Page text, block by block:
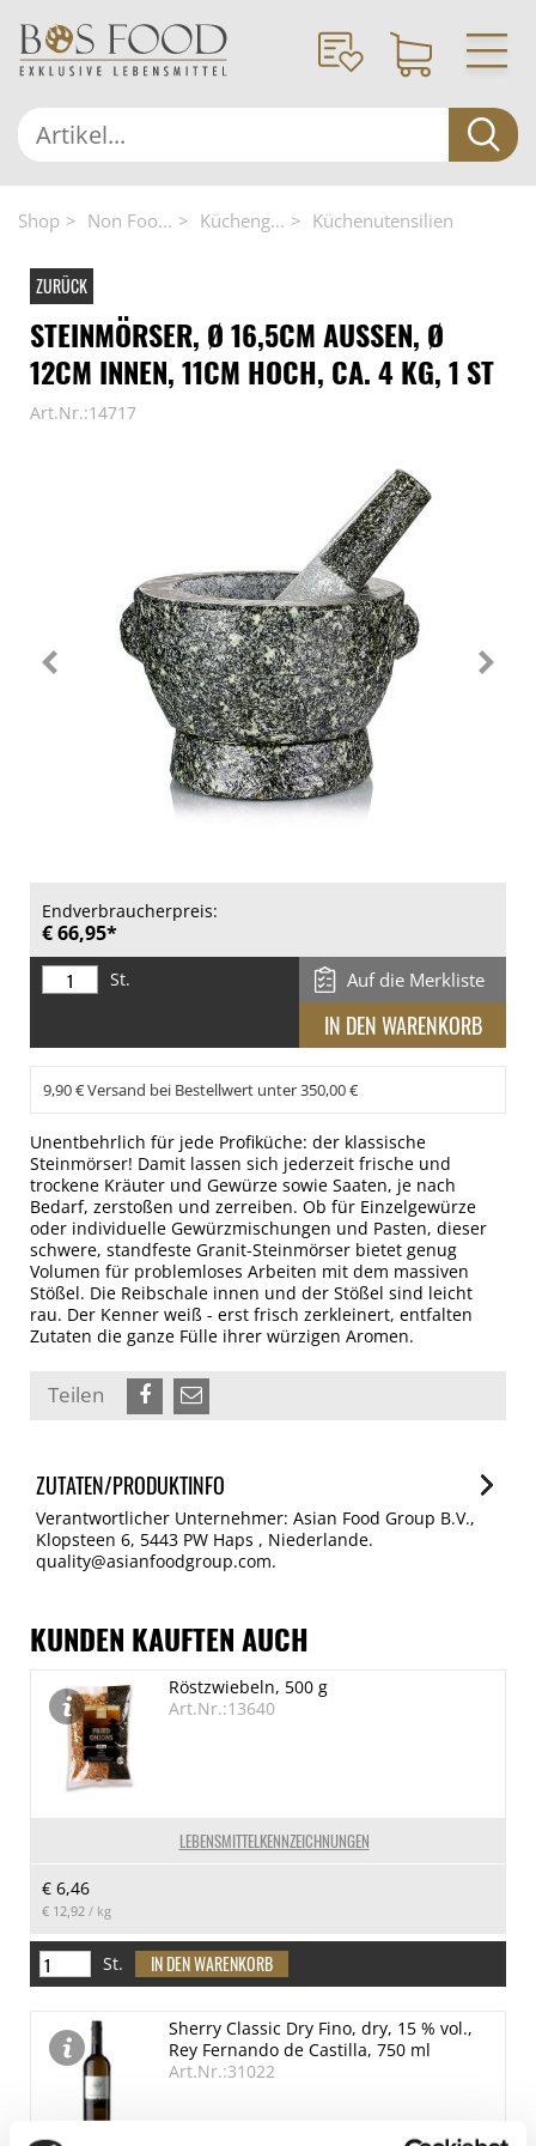
Shop Non Foo... Kücheng... Küchenutensilien
ZURÜCK
STEINMÖRSER, Ø 16,5CM AUSSEN, Ø 1
2CM INNEN, 11CM HOCH, CA. 4 KG, 1 ST
Art.Nr.:14717
Endverbraucherpreis:
€ 66,95*
St. Auf die Merkliste
9,90 € Versand bei Bestellwert unter 350,00 €
Unentbehrlich für jede Profiküche: der klassische
Steinmörser! Damit lassen sich jederzeit frische und
trockene Kräuter und Gewürze sowie Saaten, je nach
Bedarf, zerstoßen und zerreiben. Ob für Einzelgewürze
oder individuelle Gewürzmischungen und Pasten, dieser
schwere, standfeste Granit-Steinmörser bietet genug
Volumen für problemloses Arbeiten mit dem massiven
Stößel. Die Reibschale innen und der Stößel sind leicht
rau. Der Kenner weiß - erst frisch zerkleinert, entfalten
Zutaten die ganze Fülle ihrer würzigen Aromen.
Teilen
ZUTATEN/PRODUKTINFO
Verantwortlicher Unternehmer: Asian Food Group B.V.,
Klopsteen 6, 5443 PW Haps , Niederlande.
quality@asianfoodgroup.com.
KUNDEN KAUFTEN AUCH
LEBENSMITTELKENNZEICHNUNGEN
Röstzwiebeln, 500 g
Art.Nr.:13640
€ 6,46
€ 12,92 / kg
St.
Sherry Classic Dry Fino, dry, 15 % vol.,
Rey Fernando de Castilla, 750 ml
Art.Nr.:31022